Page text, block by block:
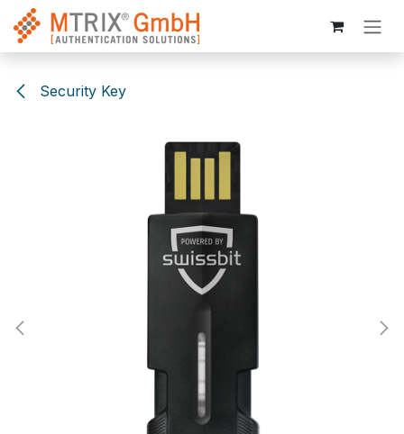
Zum Inhalt springen
Security Key